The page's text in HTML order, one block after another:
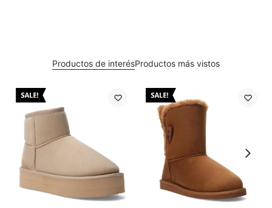
Productos de interésProductos más vistos